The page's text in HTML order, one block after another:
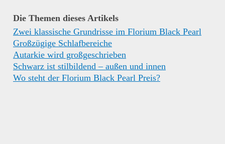
Die Themen dieses Artikels
Zwei klassische Grundrisse im Florium Black Pearl
Großzügige Schlafbereiche
Autarkie wird großgeschrieben
Schwarz ist stilbildend – außen und innen
Wo steht der Florium Black Pearl Preis?